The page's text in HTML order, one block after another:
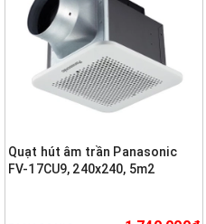
Quạt hút âm trần Panasonic
FV-17CU9, 240x240, 5m2